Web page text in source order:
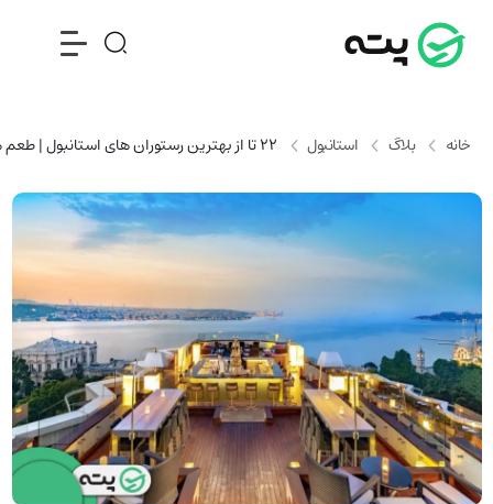
خانه بلاگ استانبول 22 تا از بهترین رستوران‌ های استانبول | طعم های بی نظیر در دل میدان تکسیم